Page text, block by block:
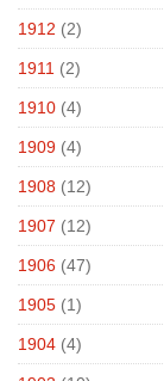
1912 (2)
1911 (2)
1910 (4)
1909 (4)
1908 (12)
1907 (12)
1906 (47)
1905 (1)
1904 (4)